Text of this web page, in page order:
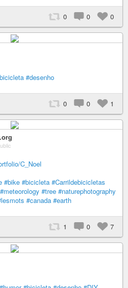
0 0 0
#desenho
0 0 1
C_Noel
#bike #bicicleta #Carrildebicicletas
#meteorology #tree #naturephotography
#canada #earth
1 0 7